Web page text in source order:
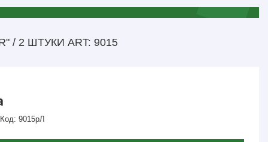
/ 2 ШТУКИ ART: 9015
Код: 9015рЛ